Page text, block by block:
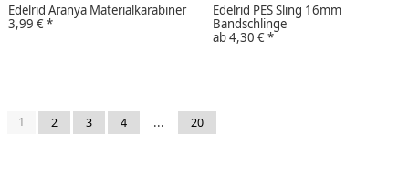
Edelrid Aranya Materialkarabiner
3,99 €*
Edelrid PES Sling 16mm
Bandschlinge
ab4,30 €*
1 2 3 4 ... 20